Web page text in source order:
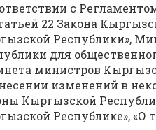
с
22 Закона
Республики»,
для
министров
изменений в
Кыргызской
Республике», «О